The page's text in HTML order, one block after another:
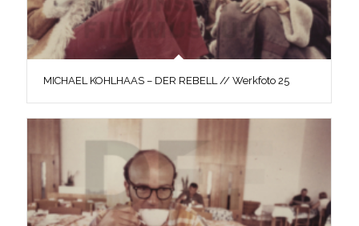
MICHAEL KOHLHAAS – DER REBELL // Werkfoto 25